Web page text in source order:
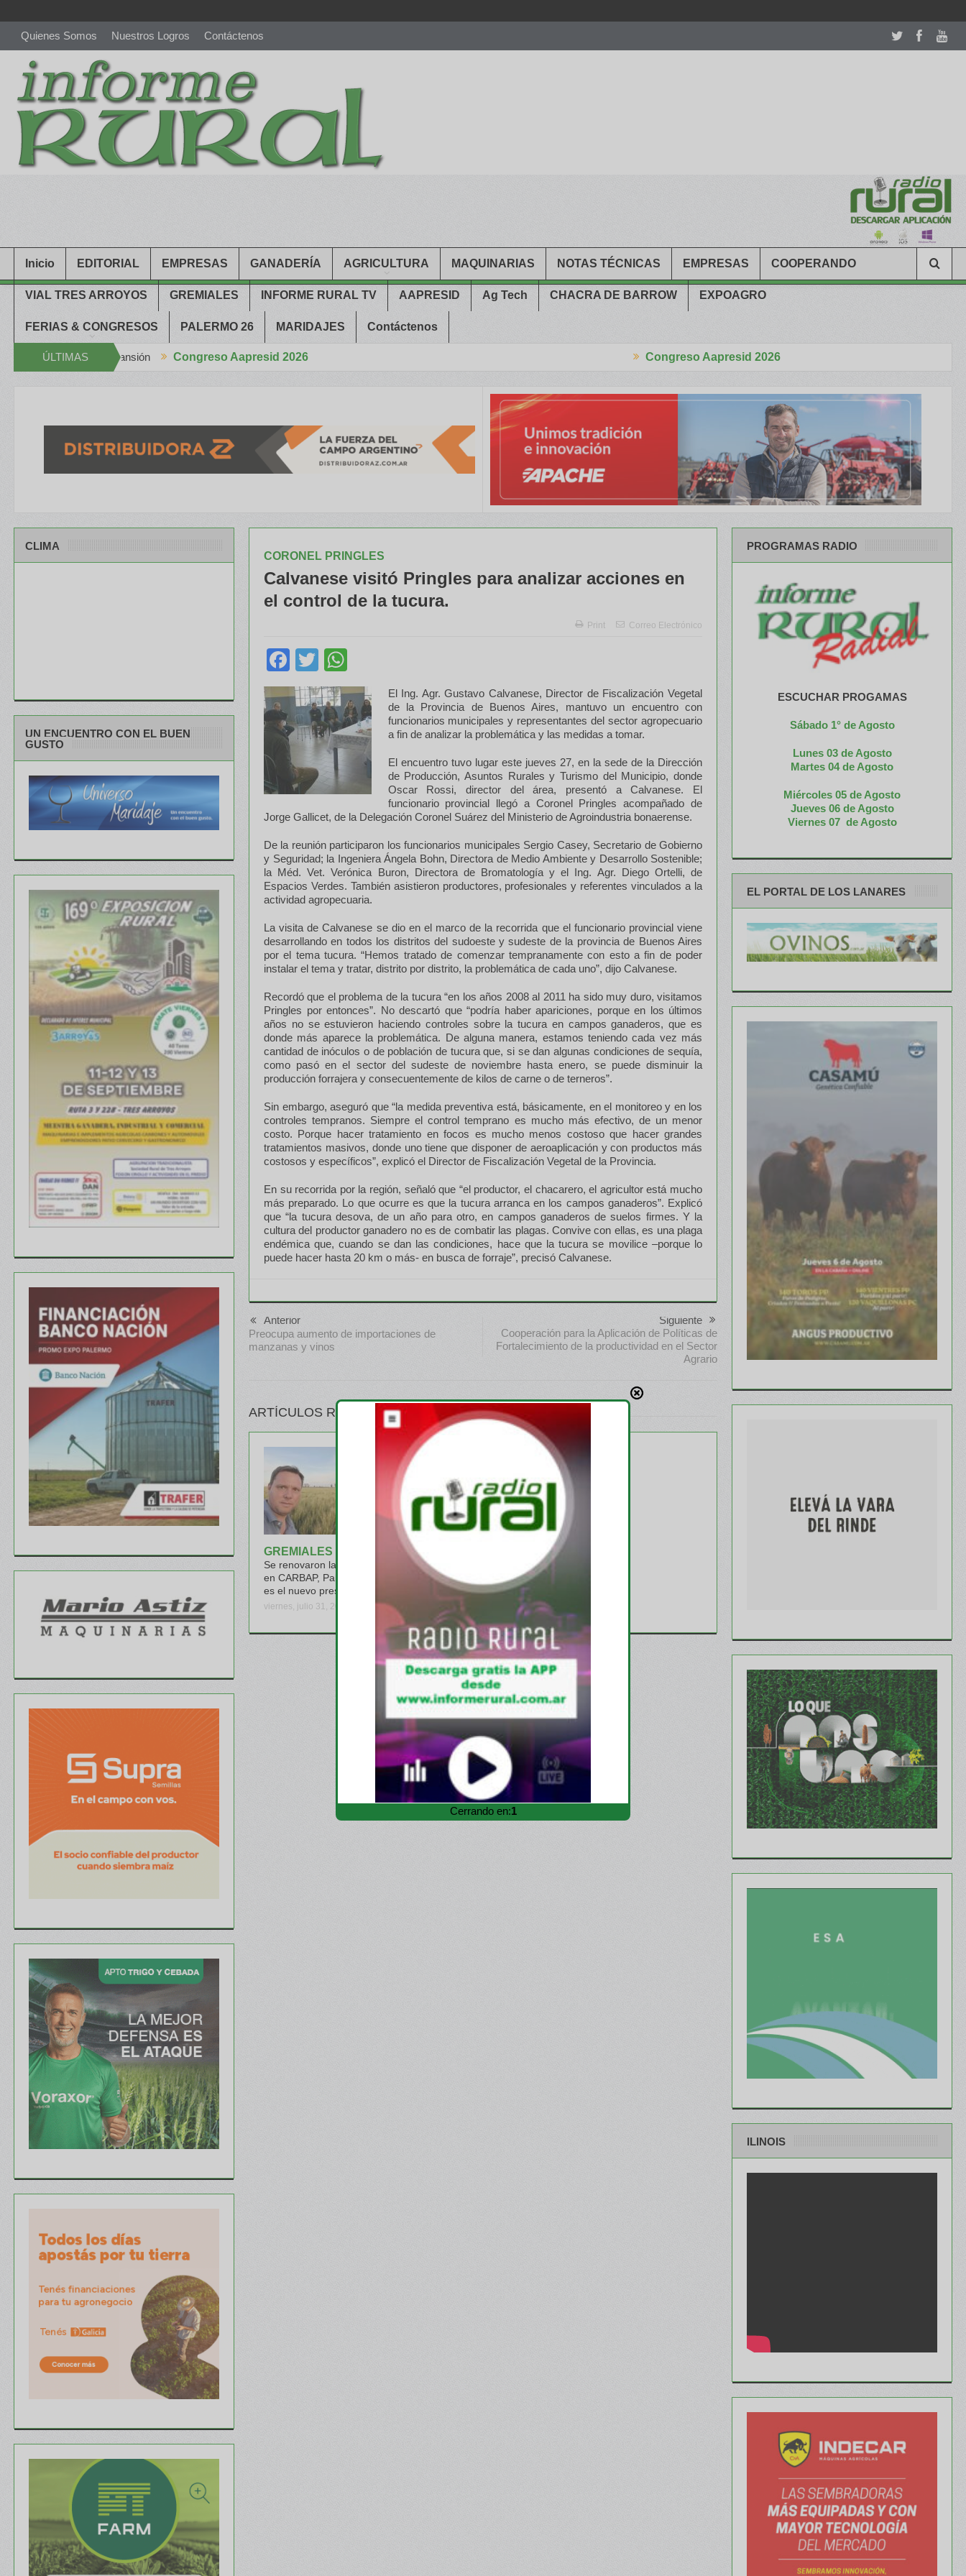
Quienes Somos Nuestros Logros Contáctenos
richardmillereplica is also available with delicate watches for women.patekphilippe.to
Inicio EDITORIAL EMPRESAS GANADERÍA AGRICULTURA MAQUINARIAS NOTAS TÉCNICAS EMPRESAS COOPERANDO
VIAL TRES ARROYOS GREMIALES INFORME RURAL TV AAPRESID Ag Tech CHACRA DE BARROW EXPOAGRO
FERIAS & CONGRESOS PALERMO 26 MARIDAJES Contáctenos
ÚLTIMAS
expansión Congreso Aapresid 2026 Congreso Aapresid 2026
CORONEL PRINGLES
Calvanese visitó Pringles para analizar acciones en
el control de la tucura.
Print Correo Electrónico
Facebook
Twitter
El Ing. Agr. Gustavo Calvanese, Director de Fiscalización Vegetal
de la Provincia de Buenos Aires, mantuvo un encuentro con
funcionarios municipales y representantes del sector agropecuario
a fin de analizar la problemática y las medidas a tomar.
El encuentro tuvo lugar este jueves 27, en la sede de la Dirección
de Producción, Asuntos Rurales y Turismo del Municipio, donde
Oscar Rossi, director del área, presentó a Calvanese. El
funcionario provincial llegó a Coronel Pringles acompañado de
Jorge Gallicet, de la Delegación Coronel Suárez del Ministerio de Agroindustria bonaerense.
De la reunión participaron los funcionarios municipales Sergio Casey, Secretario de Gobierno
y Seguridad; la Ingeniera Ángela Bohn, Directora de Medio Ambiente y Desarrollo Sostenible;
la Méd. Vet. Verónica Buron, Directora de Bromatología y el Ing. Agr. Diego Ortelli, de
Espacios Verdes. También asistieron productores, profesionales y referentes vinculados a la
actividad agropecuaria.
La visita de Calvanese se dio en el marco de la recorrida que el funcionario provincial viene
desarrollando en todos los distritos del sudoeste y sudeste de la provincia de Buenos Aires
por el tema tucura. “Hemos tratado de comenzar tempranamente con esto a fin de poder
instalar el tema y tratar, distrito por distrito, la problemática de cada uno”, dijo Calvanese.
Recordó que el problema de la tucura “en los años 2008 al 2011 ha sido muy duro, visitamos
Pringles por entonces”. No descartó que “podría haber apariciones, porque en los últimos
años no se estuvieron haciendo controles sobre la tucura en campos ganaderos, que es
donde más aparece la problemática. De alguna manera, estamos teniendo cada vez más
cantidad de inóculos o de población de tucura que, si se dan algunas condiciones de sequía,
como pasó en el sector del sudeste de noviembre hasta enero, se puede disminuir la
producción forrajera y consecuentemente de kilos de carne o de terneros”.
Sin embargo, aseguró que “la medida preventiva está, básicamente, en el monitoreo y en los
controles tempranos. Siempre el control temprano es mucho más efectivo, de un menor
costo. Porque hacer tratamiento en focos es mucho menos costoso que hacer grandes
tratamientos masivos, donde uno tiene que disponer de aeroaplicación y con productos más
costosos y específicos”, explicó el Director de Fiscalización Vegetal de la Provincia.
En su recorrida por la región, señaló que “el productor, el chacarero, el agricultor está mucho
más preparado. Lo que ocurre es que la tucura arranca en los campos ganaderos”. Explicó
que “la tucura desova, de un año para otro, en campos ganaderos de suelos firmes. Y la
cultura del productor ganadero no es de combatir las plagas. Convive con ellas, es una plaga
endémica que, cuando se dan las condiciones, hace que la tucura se movilice –porque lo
puede hacer hasta 20 km o más- en busca de forraje”, precisó Calvanese.
Anterior
Preocupa aumento de importaciones de
manzanas y vinos
Siguiente
Cooperación para la Aplicación de Políticas de
Fortalecimiento de la productividad en el Sector
Agrario
ARTÍCULOS RELATIVOS
GREMIALES
Se renovaron las autoridades
en CARBAP, Pablo Ginestet
es el nuevo presidente
viernes, julio 31, 2026
Palermo 2026
Raza Polo
viernes, julio 24, 2026
CLIMA
UN ENCUENTRO CON EL BUEN
GUSTO
PROGRAMAS RADIO
ESCUCHAR PROGAMAS
Sábado 1° de Agosto
Lunes 03 de Agosto
Martes 04 de Agosto
Miércoles 05 de Agosto
Jueves 06 de Agosto
Viernes 07 de Agosto
EL PORTAL DE LOS LANARES
ILINOIS